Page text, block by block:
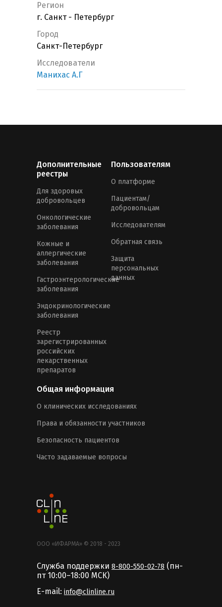
Регион
г. Санкт - Петербург
Город
Санкт-Петербург
Исследователи
Манихас А.Г
Дополнительные
реестры
Для здоровых
добровольцев
Онкологические
заболевания
Кожные и
аллергические
заболевания
Гастроэнтерологические
заболевания
Эндокринологические
заболевания
Реестр
зарегистрированных
российских
лекарственных
препаратов
Пользователям
О платформе
Пациентам/
добровольцам
Исследователям
Обратная связь
Защита
персональных
данных
Общая информация
О клинических исследованиях
Права и обязанности участников
Безопасность пациентов
Часто задаваемые вопросы
ООО «ИФАРМА» © 2018 - 2023
Служба поддержки 8-800-550-02-78 (пн-
пт 10:00–18:00 MCК)
E-mail: info@clinline.ru